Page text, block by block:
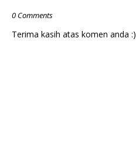
0 Comments
Terima kasih atas komen anda :)